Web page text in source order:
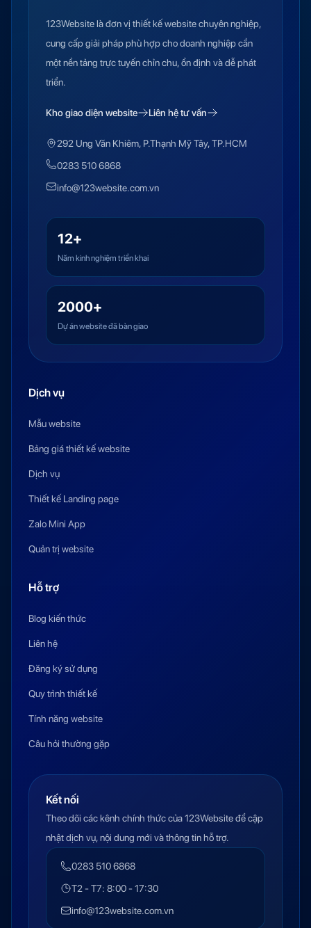
123Website là đơn vị thiết kế website chuyên nghiệp,
cung cấp giải pháp phù hợp cho doanh nghiệp cần
một nền tảng trực tuyến chỉn chu, ổn định và dễ phát
triển.
Kho giao diện website Liên hệ tư vấn
292 Ung Văn Khiêm, P.Thạnh Mỹ Tây, TP.HCM
0283 510 6868
info@123website.com.vn
12+
Năm kinh nghiệm triển khai
2000+
Dự án website đã bàn giao
Dịch vụ
Mẫu website
Bảng giá thiết kế website
Dịch vụ
Thiết kế Landing page
Zalo Mini App
Quản trị website
Hỗ trợ
Blog kiến thức
Liên hệ
Đăng ký sử dụng
Quy trình thiết kế
Tính năng website
Câu hỏi thường gặp
Kết nối
Theo dõi các kênh chính thức của 123Website để cập
nhật dịch vụ, nội dung mới và thông tin hỗ trợ.
0283 510 6868
T2 - T7: 8:00 - 17:30
info@123website.com.vn